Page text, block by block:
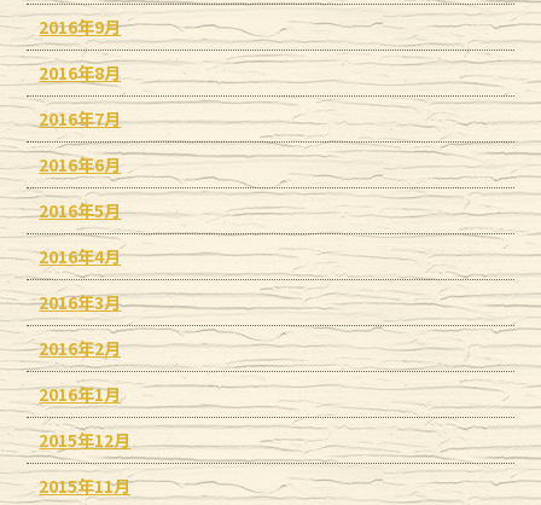
2016年9月
2016年8月
2016年7月
2016年6月
2016年5月
2016年4月
2016年3月
2016年2月
2016年1月
2015年12月
2015年11月